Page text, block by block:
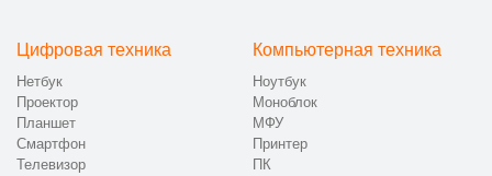
Цифровая техника
Нетбук
Проектор
Планшет
Смартфон
Телевизор
Компьютерная техника
Ноутбук
Моноблок
МФУ
Принтер
ПК